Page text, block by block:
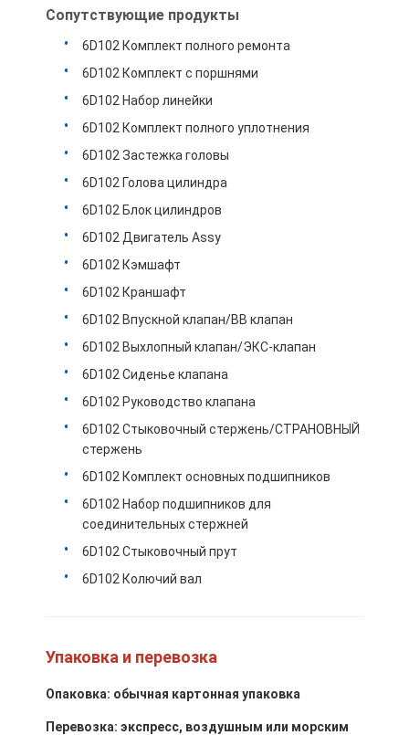
Сопутствующие продукты
6D102 Комплект полного ремонта
6D102 Комплект с поршнями
6D102 Набор линейки
6D102 Комплект полного уплотнения
6D102 Застежка головы
6D102 Голова цилиндра
6D102 Блок цилиндров
6D102 Двигатель Assy
6D102 Кэмшафт
6D102 Краншафт
6D102 Впускной клапан/ВВ клапан
6D102 Выхлопный клапан/ЭКС-клапан
6D102 Сиденье клапана
6D102 Руководство клапана
6D102 Стыковочный стержень/СТРАНОВНЫЙ
стержень
6D102 Комплект основных подшипников
6D102 Набор подшипников для
соединительных стержней
6D102 Стыковочный прут
6D102 Колючий вал
Упаковка и перевозка
Опаковка: обычная картонная упаковка
Перевозка: экспресс, воздушным или морским